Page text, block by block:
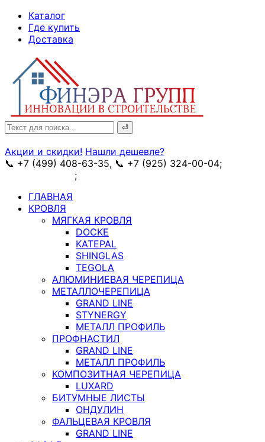
Skip
Content
Каталог
Где купить
Доставка
Search
for:
Акции и скидки! Нашли дешевле?
📞 +7 (499) 408-63-35, 📞 +7 (925) 324-00-04;
;
ГЛАВНАЯ
КРОВЛЯ
МЯГКАЯ КРОВЛЯ
DOCKE
KATEPAL
SHINGLAS
TEGOLA
АЛЮМИНИЕВАЯ ЧЕРЕПИЦА
МЕТАЛЛОЧЕРЕПИЦА
GRAND LINE
STYNERGY
МЕТАЛЛ ПРОФИЛЬ
ПРОФНАСТИЛ
GRAND LINE
МЕТАЛЛ ПРОФИЛЬ
КОМПОЗИТНАЯ ЧЕРЕПИЦА
LUXARD
БИТУМНЫЕ ЛИСТЫ
ОНДУЛИН
ФАЛЬЦЕВАЯ КРОВЛЯ
GRAND LINE